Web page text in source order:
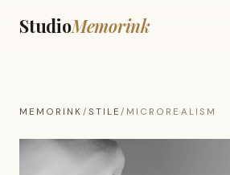
StudioMemorink
MEMORINK / STILE / MICROREALISM